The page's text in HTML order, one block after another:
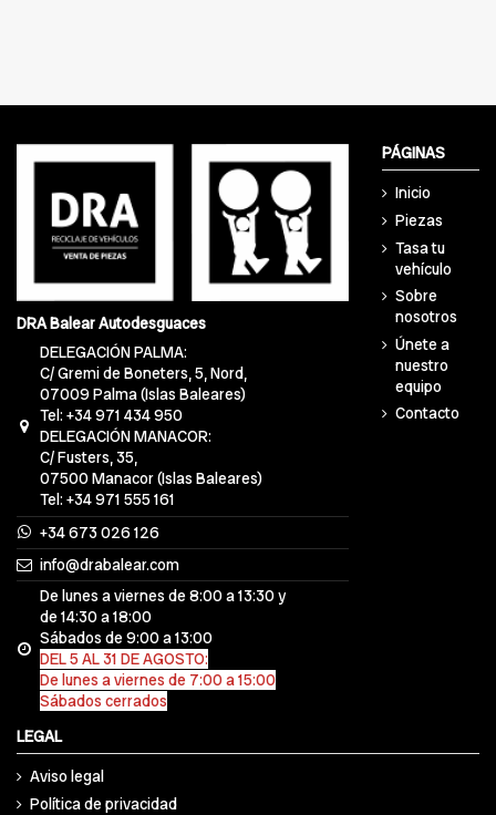
DRA Balear Autodesguaces
DELEGACIÓN PALMA:
C/ Gremi de Boneters, 5, Nord,
07009 Palma (Islas Baleares)
Tel: +34 971 434 950
DELEGACIÓN MANACOR:
C/ Fusters, 35,
07500 Manacor (Islas Baleares)
Tel: +34 971 555 161
+34 673 026 126
info@drabalear.com
De lunes a viernes de 8:00 a 13:30 y
de 14:30 a 18:00
Sábados de 9:00 a 13:00
DEL 5 AL 31 DE AGOSTO:
De lunes a viernes de 7:00 a 15:00
Sábados cerrados
PÁGINAS
Inicio
Piezas
Tasa tu
vehículo
Sobre
nosotros
Únete a
nuestro
equipo
Contacto
LEGAL
Aviso legal
Política de privacidad